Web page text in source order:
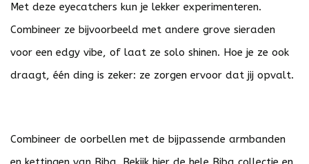
Met deze eyecatchers kun je lekker experimenteren.
Combineer ze bijvoorbeeld met andere grove sieraden
voor een edgy vibe, of laat ze solo shinen. Hoe je ze ook
draagt, één ding is zeker: ze zorgen ervoor dat jij opvalt.
Combineer de oorbellen met de bijpassende armbanden